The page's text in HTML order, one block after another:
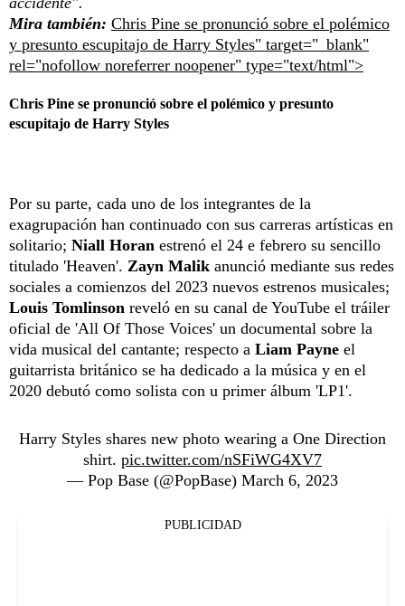
Mira también: Chris Pine se pronunció sobre el polémico
y presunto escupitajo de Harry Styles" target="_blank"
rel="nofollow noreferrer noopener" type="text/html">
Chris Pine se pronunció sobre el polémico y presunto
escupitajo de Harry Styles
Por su parte, cada uno de los integrantes de la
exagrupación han continuado con sus carreras artísticas en
solitario; Niall Horan estrenó el 24 e febrero su sencillo
titulado 'Heaven'. Zayn Malik anunció mediante sus redes
sociales a comienzos del 2023 nuevos estrenos musicales;
Louis Tomlinson reveló en su canal de YouTube el tráiler
oficial de 'All Of Those Voices' un documental sobre la
vida musical del cantante; respecto a Liam Payne el
guitarrista británico se ha dedicado a la música y en el
2020 debutó como solista con u primer álbum 'LP1'.
Harry Styles shares new photo wearing a One Direction
shirt. pic.twitter.com/nSFiWG4XV7
— Pop Base (@PopBase) March 6, 2023
PUBLICIDAD